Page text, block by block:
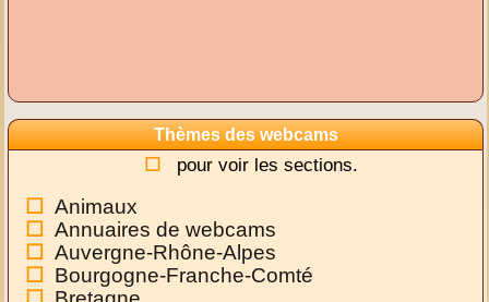
Thèmes des webcams
pour voir les sections.
Animaux
Annuaires de webcams
Auvergne-Rhône-Alpes
Bourgogne-Franche-Comté